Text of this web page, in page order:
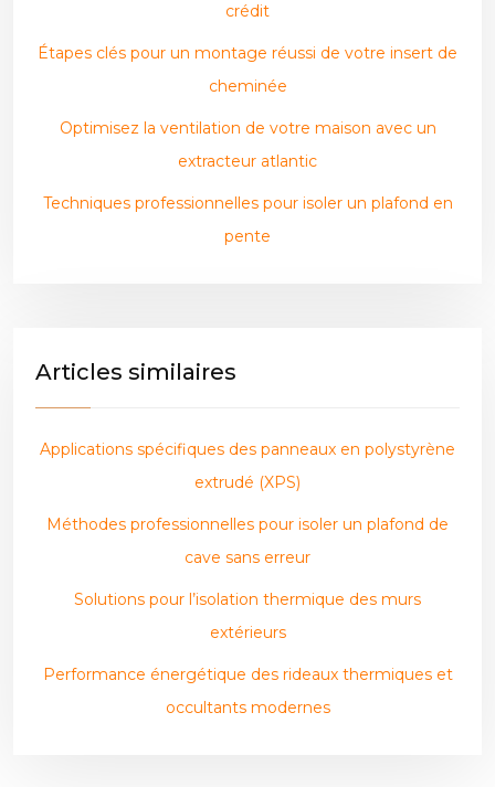
crédit
Étapes clés pour un montage réussi de votre insert de
cheminée
Optimisez la ventilation de votre maison avec un
extracteur atlantic
Techniques professionnelles pour isoler un plafond en
pente
Articles similaires
Applications spécifiques des panneaux en polystyrène
extrudé (XPS)
Méthodes professionnelles pour isoler un plafond de
cave sans erreur
Solutions pour l’isolation thermique des murs
extérieurs
Performance énergétique des rideaux thermiques et
occultants modernes